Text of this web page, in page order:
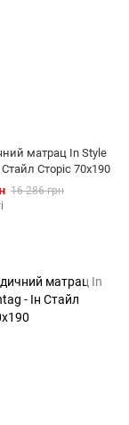
матрац In Style
Сторіс 70x190
16 286 грн